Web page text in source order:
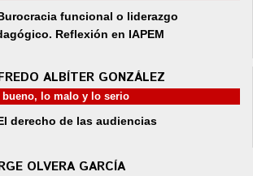
funcional o liderazgo
Reflexión en IAPEM
ALBÍTER GONZÁLEZ
bueno, lo malo y lo serio
derecho de las audiencias
OLVERA GARCÍA